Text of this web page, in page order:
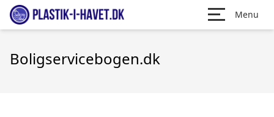
Menu
Boligservicebogen.dk